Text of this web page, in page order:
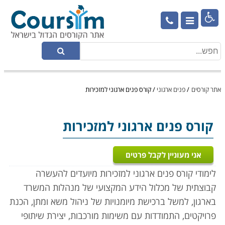

אתר קורסים /פנים ארגוני /קורס פנים ארגוני למזכירות
קורס פנים ארגוני למזכירות
אני מעוניין לקבל פרטים
לימודי קורס פנים ארגוני למזכירות מיועדים להעשרה
קבוצתית של מכלול הידע המקצועי של מנהלות המשרד
בארגון, למשל ברכישת מיומנויות של ניהול משא ומתן, הכנת
פרויקטים, התמודדות עם משימות מורכבות, יצירת שיתופי